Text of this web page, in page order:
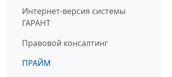
Интернет-версия системы
ГАРАНТ
Правовой консалтинг
ПРАЙМ